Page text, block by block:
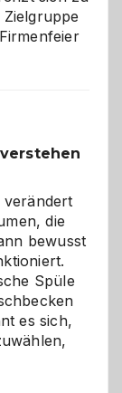
verändert
die
bewusst
Spüle
es sich,